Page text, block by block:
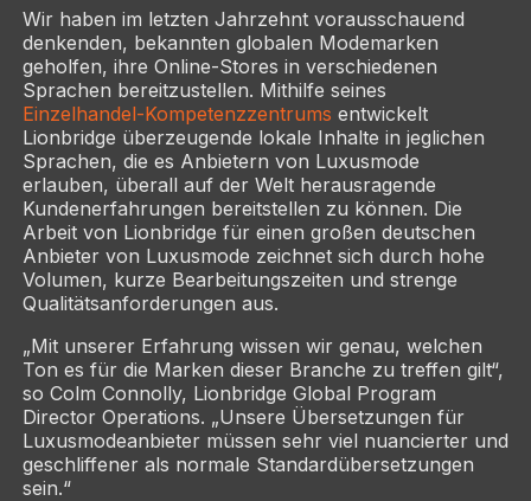
Wir haben im letzten Jahrzehnt vorausschauend
denkenden, bekannten globalen Modemarken
geholfen, ihre Online-Stores in verschiedenen
Sprachen bereitzustellen. Mithilfe seines
Einzelhandel-Kompetenzzentrums entwickelt
Lionbridge überzeugende lokale Inhalte in jeglichen
Sprachen, die es Anbietern von Luxusmode
erlauben, überall auf der Welt herausragende
Kundenerfahrungen bereitstellen zu können. Die
Arbeit von Lionbridge für einen großen deutschen
Anbieter von Luxusmode zeichnet sich durch hohe
Volumen, kurze Bearbeitungszeiten und strenge
Qualitätsanforderungen aus.
„Mit unserer Erfahrung wissen wir genau, welchen
Ton es für die Marken dieser Branche zu treffen gilt“,
so Colm Connolly, Lionbridge Global Program
Director Operations. „Unsere Übersetzungen für
Luxusmodeanbieter müssen sehr viel nuancierter und
geschliffener als normale Standardübersetzungen
sein.“